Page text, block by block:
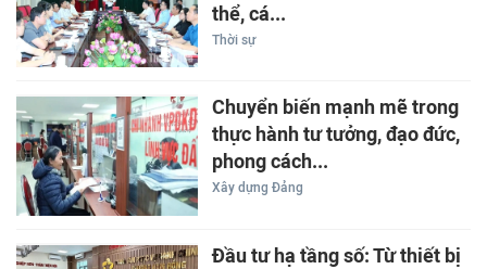
thể, cá...
Thời sự
Chuyển biến mạnh mẽ trong
thực hành tư tưởng, đạo đức,
phong cách...
Xây dựng Đảng
Đầu tư hạ tầng số: Từ thiết bị